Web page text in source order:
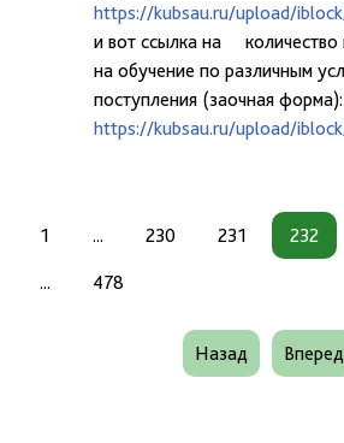
https://kubsau.ru/upload/
и вот ссылка на количество
на обучение по различным
поступления (заочная форма):
https://kubsau.ru/upload/
1 ... 230 231 232
... 478
Назад Вперед